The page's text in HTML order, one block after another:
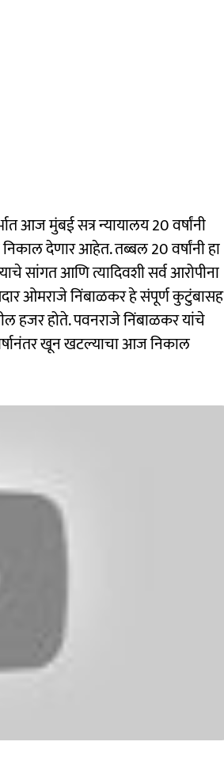
आज मुंबई सत्र न्यायालय 20 वर्षांनी
देणार आहेत. तब्बल 20 वर्षांनी हा
सांगत आणि त्यादिवशी सर्व आरोपीना
ओमराजे निंबाळकर हे संपूर्ण कुटुंबासह
हजर होते. पवनराजे निंबाळकर यांचे
खून खटल्याचा आज निकाल